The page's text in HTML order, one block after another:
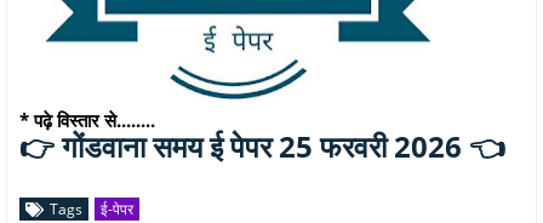
* पढ़े विस्तार से........
👉 गोंडवाना समय ई पेपर 25 फरवरी 2026 👈
Tags ई-पेपर